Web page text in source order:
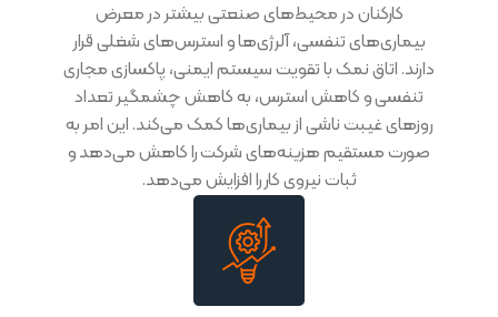
کارکنان در محیط‌های صنعتی بیشتر در معرض
بیماری‌های تنفسی، آلرژی‌ها و استرس‌های شغلی قرار
دارند. اتاق نمک با تقویت سیستم ایمنی، پاکسازی مجاری
تنفسی و کاهش استرس، به کاهش چشمگیر تعداد
روزهای غیبت ناشی از بیماری‌ها کمک می‌کند. این امر به
صورت مستقیم هزینه‌های شرکت را کاهش می‌دهد و
ثبات نیروی کار را افزایش می‌دهد.